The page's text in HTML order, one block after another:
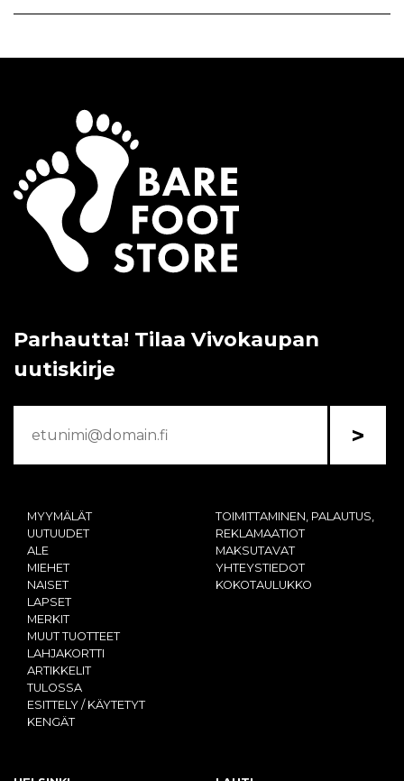
Parhautta! Tilaa Vivokaupan
uutiskirje
>
MYYMÄLÄT
UUTUUDET
ALE
MIEHET
NAISET
LAPSET
MERKIT
MUUT TUOTTEET
LAHJAKORTTI
ARTIKKELIT
TULOSSA
ESITTELY / KÄYTETYT
KENGÄT
TOIMITTAMINEN, PALAUTUS,
REKLAMAATIOT
MAKSUTAVAT
YHTEYSTIEDOT
KOKOTAULUKKO